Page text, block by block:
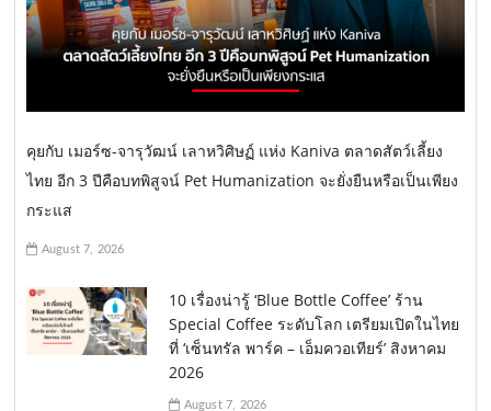
คุยกับ เมอร์ซ-จารุวัฒน์ เลาหวิศิษฏ์ แห่ง Kaniva ตลาดสัตว์เลี้ยง
ไทย อีก 3 ปีคือบทพิสูจน์ Pet Humanization จะยั่งยืนหรือเป็นเพียง
กระแส
August 7, 2026
10 เรื่องน่ารู้ ‘Blue Bottle Coffee’ ร้าน
Special Coffee ระดับโลก เตรียมเปิดในไทย
ที่ ‘เซ็นทรัล พาร์ค – เอ็มควอเทียร์’ สิงหาคม
2026
August 7, 2026